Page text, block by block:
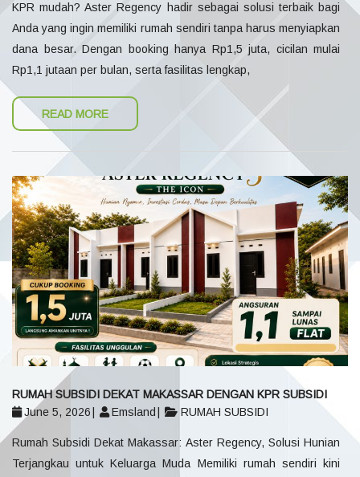
KPR mudah? Aster Regency hadir sebagai solusi terbaik bagi
Anda yang ingin memiliki rumah sendiri tanpa harus menyiapkan
dana besar. Dengan booking hanya Rp1,5 juta, cicilan mulai
Rp1,1 jutaan per bulan, serta fasilitas lengkap,
READ MORE
RUMAH SUBSIDI DEKAT MAKASSAR DENGAN KPR SUBSIDI
June 5, 2026
Emsland RUMAH SUBSIDI
Rumah Subsidi Dekat Makassar: Aster Regency, Solusi Hunian
Terjangkau untuk Keluarga Muda Memiliki rumah sendiri kini